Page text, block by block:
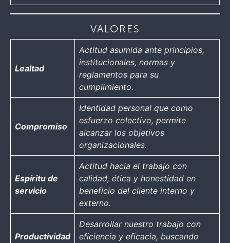
VALORES
Lealtad
Actitud asumida ante principios,
institucionales, normas y
reglamentos para su
cumplimiento.
Compromiso
Identidad personal que como
esfuerzo colectivo, permite
alcanzar los objetivos
organizacionales.
Espíritu de
servicio
Actitud hacia el trabajo con
calidad, ética y honestidad en
beneficio del cliente interno y
externo.
Productividad
Desarrollar nuestro trabajo con
eficiencia y eficacia, buscando